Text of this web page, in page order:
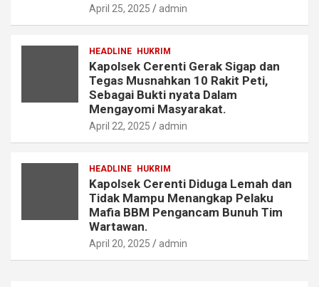
April 25, 2025 admin
HEADLINE HUKRIM
Kapolsek Cerenti Gerak Sigap dan
Tegas Musnahkan 10 Rakit Peti,
Sebagai Bukti nyata Dalam
Mengayomi Masyarakat.
April 22, 2025 admin
HEADLINE HUKRIM
Kapolsek Cerenti Diduga Lemah dan
Tidak Mampu Menangkap Pelaku
Mafia BBM Pengancam Bunuh Tim
Wartawan.
April 20, 2025 admin